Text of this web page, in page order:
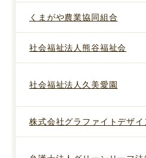
くまがや農業協同組合
社会福祉法人熊谷福祉会
社会福祉法人久美愛園
株式会社グラファイトデザイ